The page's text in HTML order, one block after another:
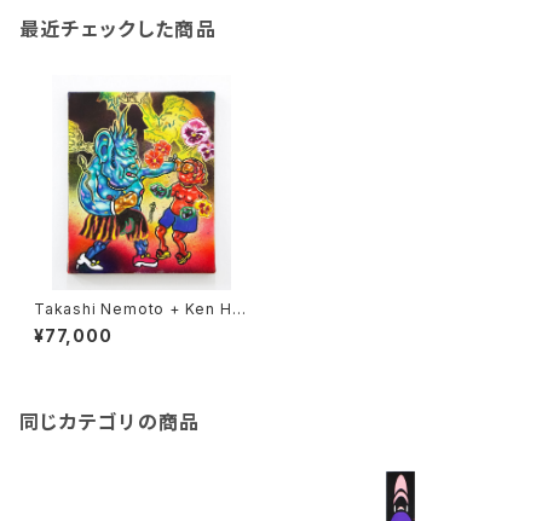
最近チェックした商品
Takashi Nemoto + Ken Ha
maguchi／天国の八百長試合
¥77,000
同じカテゴリの商品